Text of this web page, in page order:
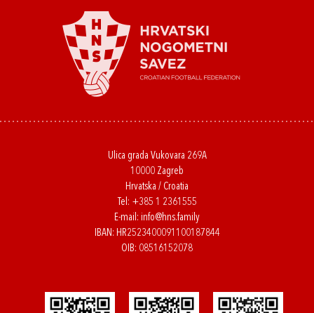
Ulica grada Vukovara 269A
10000 Zagreb
Hrvatska / Croatia
Tel: +385 1 2361555
E-mail: info@hns.family
IBAN: HR2523400091100187844
OIB: 08516152078